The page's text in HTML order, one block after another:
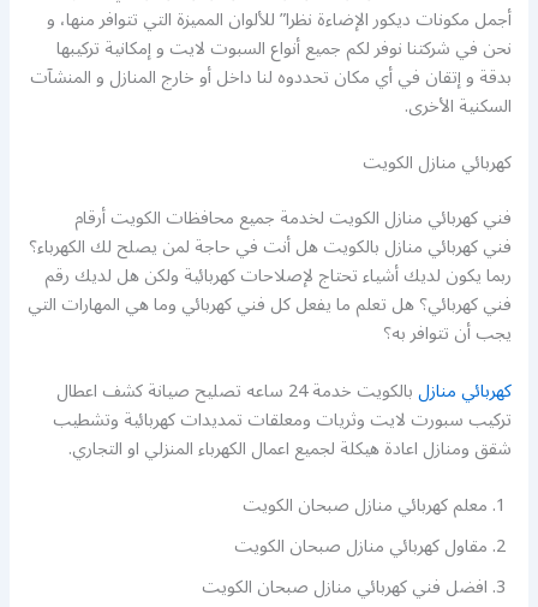
أجمل مكونات ديكور الإضاءة نظرا” للألوان المميزة التي تتوافر منها، و
نحن في شركتنا نوفر لكم جميع أنواع السبوت لايت و إمكانية تركيبها
بدقة و إتقان في أي مكان تحددوه لنا داخل أو خارج المنازل و المنشآت
السكنية الأخرى.
كهربائي منازل الكويت
فني كهربائي منازل الكويت لخدمة جميع محافظات الكويت أرقام
فني كهربائي منازل بالكويت هل أنت في حاجة لمن يصلح لك الكهرباء؟
ربما يكون لديك أشياء تحتاج لإصلاحات كهربائية ولكن هل لديك رقم
فني كهربائي؟ هل تعلم ما يفعل كل فني كهربائي وما هي المهارات التي
يجب أن تتوافر به؟
كهربائي منازل
بالكويت خدمة 24 ساعه تصليح صيانة كشف اعطال
تركيب سبورت لايت وثريات ومعلقات تمديدات كهربائية وتشطيب
شقق ومنازل اعادة هيكلة لجميع اعمال الكهرباء المنزلي او التجاري.
معلم كهربائي منازل صبحان الكويت
مقاول كهربائي منازل صبحان الكويت
افضل فني كهربائي منازل صبحان الكويت